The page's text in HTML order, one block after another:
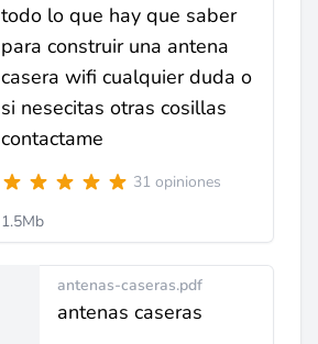
todo lo que hay que saber
para construir una antena
casera wifi cualquier duda o
si nesecitas otras cosillas
contactame
31 opiniones
1.5Mb
antenas-caseras.pdf
antenas caseras